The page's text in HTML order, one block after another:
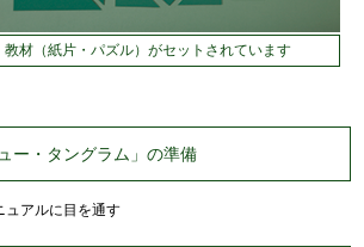
教材（紙片・パズル）がセットされています
ュー・タングラム」の準備
ュアルに目を通す